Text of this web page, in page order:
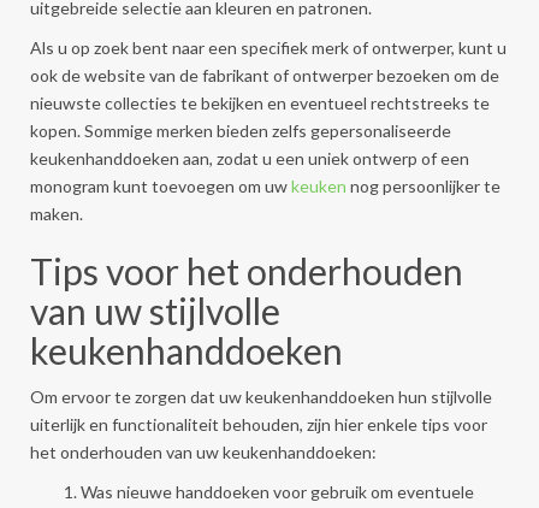
uitgebreide selectie aan kleuren en patronen.
Als u op zoek bent naar een specifiek merk of ontwerper, kunt u
ook de website van de fabrikant of ontwerper bezoeken om de
nieuwste collecties te bekijken en eventueel rechtstreeks te
kopen. Sommige merken bieden zelfs gepersonaliseerde
keukenhanddoeken aan, zodat u een uniek ontwerp of een
monogram kunt toevoegen om uwkeuken nog persoonlijker te
maken.
Tips voor het onderhouden
van uw stijlvolle
keukenhanddoeken
Om ervoor te zorgen dat uw keukenhanddoeken hun stijlvolle
uiterlijk en functionaliteit behouden, zijn hier enkele tips voor
het onderhouden van uw keukenhanddoeken:
Was nieuwe handdoeken voor gebruik om eventuele